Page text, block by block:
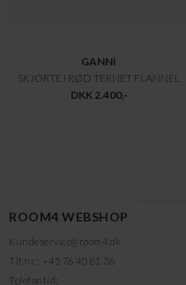
GANNI
SKJORTE I RØD TERNET FLANNEL
DKK 2.400,-
ROOM4 WEBSHOP
Kundeservice@room4.dk
Tlf.nr.: +45 76 40 81 36
Telefontid: